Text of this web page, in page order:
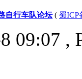
自行车队论坛( 蜀ICP
09:07 ,